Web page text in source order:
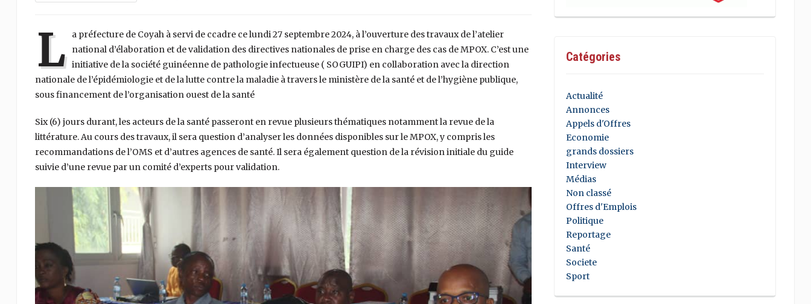
L
a préfecture de Coyah à servi de ccadre ce lundi 27 septembre 2024, à l’ouverture des travaux de l’atelier
national d’élaboration et de validation des directives nationales de prise en charge des cas de MPOX. C’est une
initiative de la société guinéenne de pathologie infectueuse ( SOGUIPI) en collaboration avec la direction
nationale de l’épidémiologie et de la lutte contre la maladie à travers le ministère de la santé et de l’hygiène publique,
sous financement de l’organisation ouest de la santé
Six (6) jours durant, les acteurs de la santé passeront en revue plusieurs thématiques notamment la revue de la
littérature. Au cours des travaux, il sera question d’analyser les données disponibles sur le MPOX, y compris les
recommandations de l’OMS et d’autres agences de santé. Il sera également question de la révision initiale du guide
suivie d’une revue par un comité d’experts pour validation.
Catégories
Actualité
Annonces
Appels d'Offres
Economie
grands dossiers
Interview
Médias
Non classé
Offres d'Emplois
Politique
Reportage
Santé
Societe
Sport